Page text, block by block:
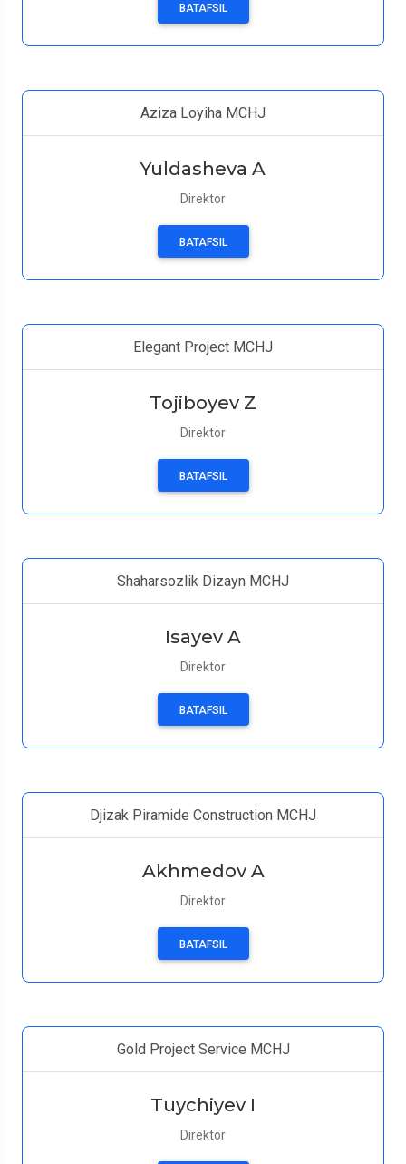
BATAFSIL
Aziza Loyiha MCHJ
Yuldasheva A
Direktor
BATAFSIL
Elegant Project MCHJ
Tojiboyev Z
Direktor
BATAFSIL
Shaharsozlik Dizayn MCHJ
Isayev A
Direktor
BATAFSIL
Djizak Piramide Construction MCHJ
Akhmedov A
Direktor
BATAFSIL
Gold Project Service MCHJ
Tuychiyev I
Direktor